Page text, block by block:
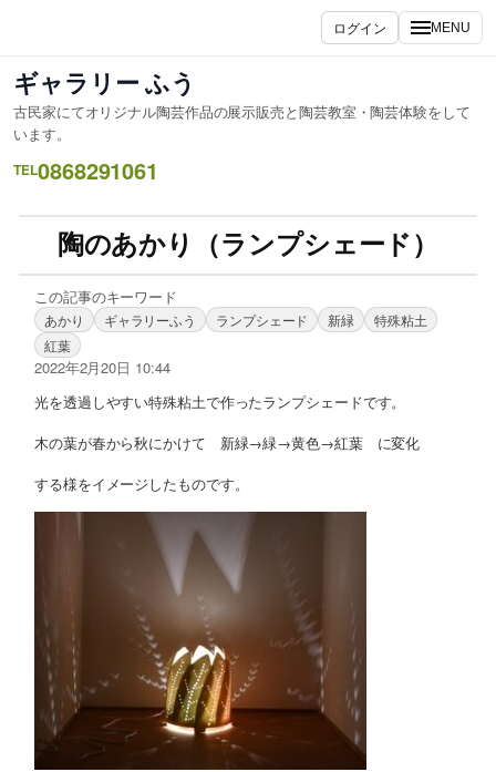
ログイン MENU
ギャラリー ふう
古民家にてオリジナル陶芸作品の展示販売と陶芸教室・陶芸体験をして
います。
TEL0868291061
陶のあかり（ランプシェード）
この記事のキーワード
あかり ギャラリーふう ランプシェード 新緑
特殊粘土
紅葉
2022年2月20日 10:44
光を透過しやすい特殊粘土で作ったランプシェードです。
木の葉が春から秋にかけて 新緑→緑→黄色→紅葉 に変化
する様をイメージしたものです。